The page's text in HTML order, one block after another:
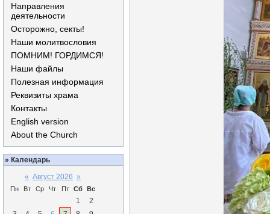
Направления
деятельности
Осторожно, секты!
Наши молитвословия
ПОМНИМ! ГОРДИМСЯ!
Наши файлы
Полезная информация
Реквизиты храма
Контакты
English version
About the Church
» Календарь
« Август 2026 »
Пн Вт Ср Чт Пт Сб Вс
1
2